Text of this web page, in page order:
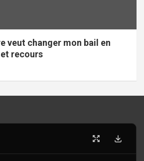
veut changer mon bail en
recours